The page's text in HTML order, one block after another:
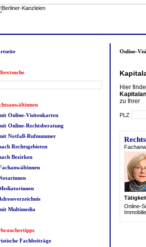
Online-Visitenkarten
Online-Rechtsberatung
Notfall-Rufnummer
Rechtsgebieten
Bezirken
Multimedia
Fachbeiträge
Online-
Hier
zu Ihrer
PLZ
Online-